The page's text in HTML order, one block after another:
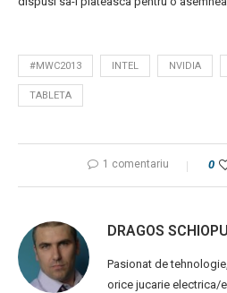
#MWC2013 INTEL NVIDIA
TABLETA
1 comentariu 0
DRAGOS SCHIOPU
Pasionat de
orice jucarie electrica/